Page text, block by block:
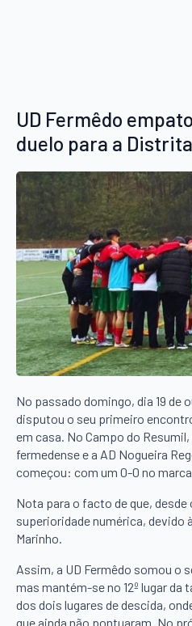
UD Fermêdo
duelo para a
No passado domingo, dia 19 de
disputou o seu primeiro
em casa. No Campo do
fermedense e a AD Nogueira
começou: com um 0-0 no
Nota para o facto de que,
superioridade numérica, devido
Marinho.
Assim, a UD Fermêdo somou o
mas mantém-se no 12º lugar da
dos dois lugares de descida,
que ainda não pontuaram. No